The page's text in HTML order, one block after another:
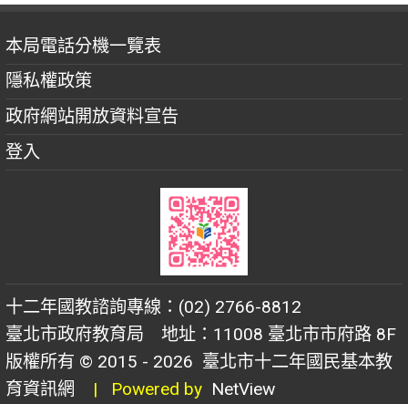
本局電話分機一覽表
隱私權政策
政府網站開放資料宣告
登入
十二年國教諮詢專線：(02) 2766-8812
臺北市政府教育局 地址：11008 臺北市市府路 8F
版權所有 © 2015 - 2026 臺北市十二年國民基本教
育資訊網
| Powered by NetView